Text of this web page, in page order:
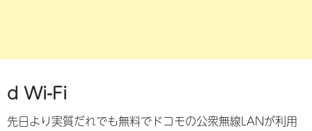
d Wi-Fi
先日より実質だれでも無料でドコモの公衆無線LANが利用